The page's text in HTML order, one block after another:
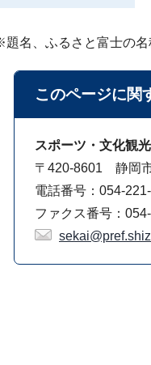
題名、ふるさと富士の
このページに関
スポーツ・文化観
〒420-8601 静岡
電話番号：054-
ファクス番号：